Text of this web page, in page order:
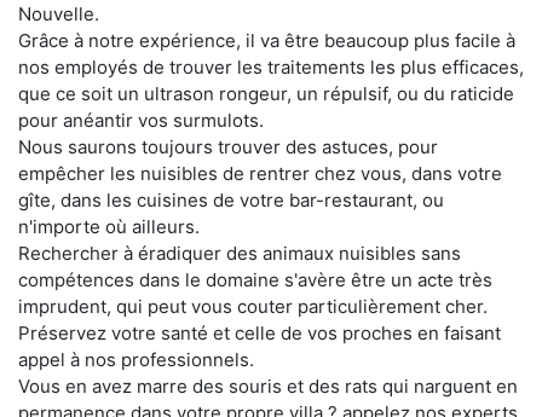
Nouvelle.
Grâce à notre expérience, il va être beaucoup plus facile à
nos employés de trouver les traitements les plus efficaces,
que ce soit un ultrason rongeur, un répulsif, ou du raticide
pour anéantir vos surmulots.
Nous saurons toujours trouver des astuces, pour
empêcher les nuisibles de rentrer chez vous, dans votre
gîte, dans les cuisines de votre bar-restaurant, ou
n'importe où ailleurs.
Rechercher à éradiquer des animaux nuisibles sans
compétences dans le domaine s'avère être un acte très
imprudent, qui peut vous couter particulièrement cher.
Préservez votre santé et celle de vos proches en faisant
appel à nos professionnels.
Vous en avez marre des souris et des rats qui narguent en
permanence dans votre propre villa ? appelez nos experts